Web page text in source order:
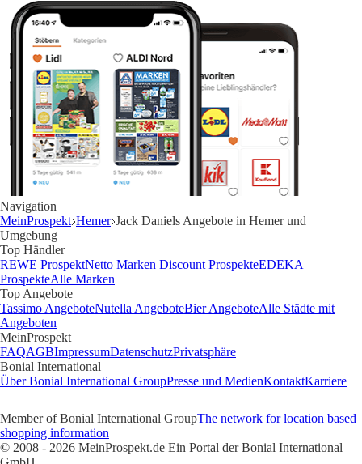
Navigation
MeinProspekt Hemer Jack Daniels Angebote in Hemer und
Umgebung
Top Händler
REWE ProspektNetto Marken Discount ProspekteEDEKA
ProspekteAlle Marken
Top Angebote
Tassimo AngeboteNutella AngeboteBier AngeboteAlle Städte mit
Angeboten
MeinProspekt
FAQAGBImpressumDatenschutzPrivatsphäre
Bonial International
Über Bonial International GroupPresse und MedienKontaktKarriere
Member of Bonial International GroupThe network for location based
shopping information
© 2008 - 2026 MeinProspekt.de Ein Portal der Bonial International